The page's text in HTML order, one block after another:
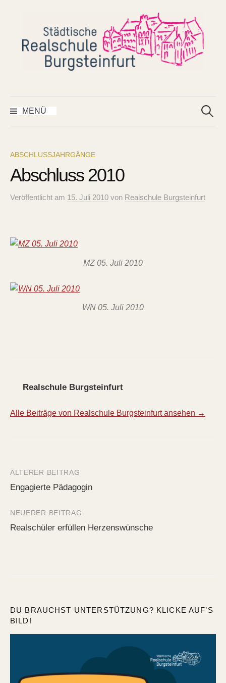
MENÜ
nach:
ABSCHLUSSJAHRGÄNGE
Abschluss 2010
Veröffentlicht am 15. Juli 2010 von Realschule Burgsteinfurt
MZ 05. Juli 2010
WN 05. Juli 2010
Realschule Burgsteinfurt
Alle Beiträge von Realschule Burgsteinfurt ansehen →
Beitrags-
Navigation
ÄLTERER BEITRAG
Engagierte Pädagogin
NEUERER BEITRAG
Realschüler erfüllen Herzenswünsche
DU BRAUCHST UNTERSTÜTZUNG? KLICKE AUF’S
BILD!